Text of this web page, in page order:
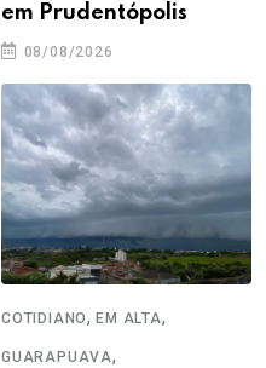
em Prudentópolis
08/08/2026
COTIDIANO,EM ALTA,
GUARAPUAVA,